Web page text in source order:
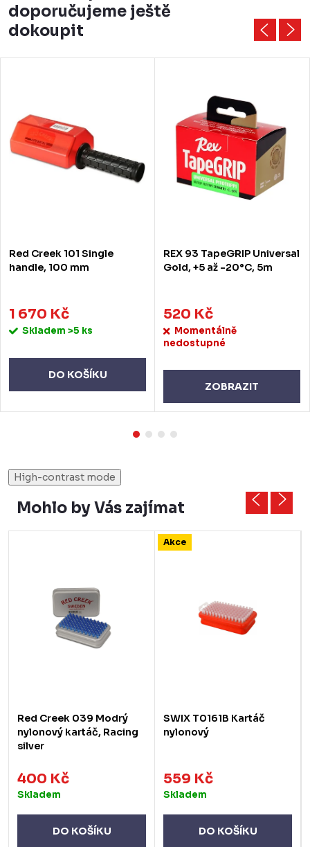
doporučujeme ještě
dokoupit
Red Creek 101 Single
handle, 100 mm
1 670 Kč
Skladem >5 ks
DO KOŠÍKU
REX 93 TapeGRIP Universal
Gold, +5 až -20°C, 5m
520 Kč
Momentálně
nedostupné
ZOBRAZIT
High-contrast mode
Mohlo by Vás zajímat
Red Creek 039 Modrý
nylonový kartáč, Racing
silver
400 Kč
Skladem
DO KOŠÍKU
Akce
SWIX T0161B Kartáč
nylonový
559 Kč
Skladem
DO KOŠÍKU